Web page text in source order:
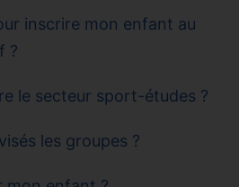
inscrire mon enfant au
?
le secteur sport-études ?
les groupes ?